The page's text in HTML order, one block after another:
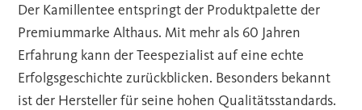
Der Kamillentee entspringt der Produktpalette der
Premiummarke Althaus. Mit mehr als 60 Jahren
Erfahrung kann der Teespezialist auf eine echte
Erfolgsgeschichte zurückblicken. Besonders bekannt
ist der Hersteller für seine hohen Qualitätsstandards.